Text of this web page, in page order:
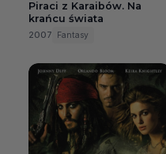
Piraci z Karaibów. Na
krańcu świata
2007 Fantasy